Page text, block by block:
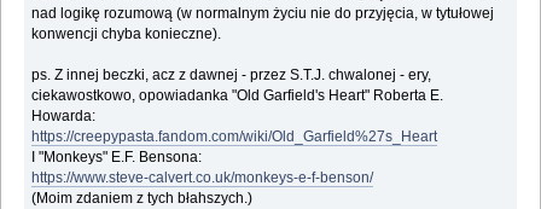
nad logikę rozumową (w normalnym życiu nie do przyjęcia, w tytułowej
konwencji chyba konieczne).
ps. Z innej beczki, acz z dawnej - przez S.T.J. chwalonej - ery,
ciekawostkowo, opowiadanka "Old Garfield's Heart" Roberta E.
Howarda:
https://creepypasta.fandom.com/wiki/Old_Garfield%27s_Heart
I "Monkeys" E.F. Bensona:
https://www.steve-calvert.co.uk/monkeys-e-f-benson/
(Moim zdaniem z tych błahszych.)